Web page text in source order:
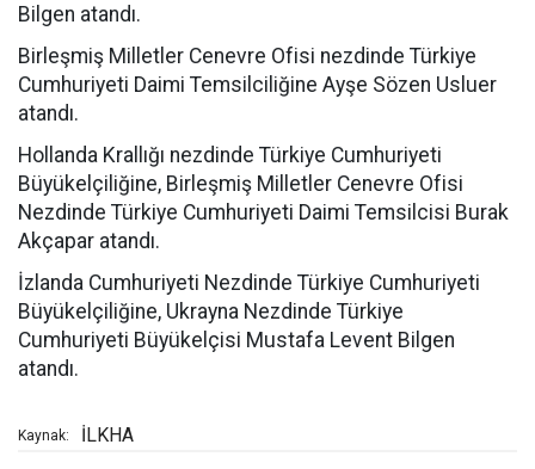
Bilgen atandı.
Birleşmiş Milletler Cenevre Ofisi nezdinde Türkiye
Cumhuriyeti Daimi Temsilciliğine Ayşe Sözen Usluer
atandı.
Hollanda Krallığı nezdinde Türkiye Cumhuriyeti
Büyükelçiliğine, Birleşmiş Milletler Cenevre Ofisi
Nezdinde Türkiye Cumhuriyeti Daimi Temsilcisi Burak
Akçapar atandı.
İzlanda Cumhuriyeti Nezdinde Türkiye Cumhuriyeti
Büyükelçiliğine, Ukrayna Nezdinde Türkiye
Cumhuriyeti Büyükelçisi Mustafa Levent Bilgen
atandı.
Kaynak: İLKHA